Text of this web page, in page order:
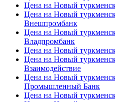
Цена на Новый
Цена на Новый
Внешпромбанк
Цена на Новый
Владпромбанк
Цена на Новый
Цена на Новый
Взаимодействие
Цена на Новый
Промышленный Банк
Цена на Новый